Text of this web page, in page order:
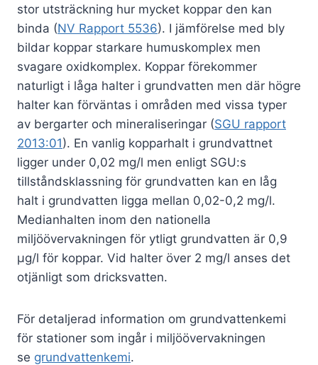
stor utsträckning hur mycket koppar den kan
binda (NV Rapport 5536). I jämförelse med bly
bildar koppar starkare humuskomplex men
svagare oxidkomplex. Koppar förekommer
naturligt i låga halter i grundvatten men där högre
halter kan förväntas i områden med vissa typer
av bergarter och mineraliseringar (SGU rapport
2013:01). En vanlig kopparhalt i grundvattnet
ligger under 0,02 mg/l men enligt SGU:s
tillståndsklassning för grundvatten kan en låg
halt i grundvatten ligga mellan 0,02-0,2 mg/l.
Medianhalten inom den nationella
miljöövervakningen för ytligt grundvatten är 0,9
μg/l för koppar. Vid halter över 2 mg/l anses det
otjänligt som dricksvatten.
För detaljerad information om grundvattenkemi
för stationer som ingår i miljöövervakningen
se grundvattenkemi.